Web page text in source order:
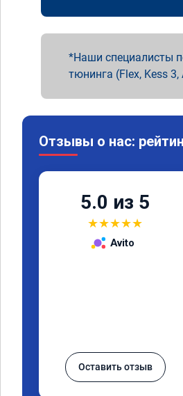
Наши специалисты
тюнинга (Flex, Kess
Отзывы о нас:
5.0 из 5
★★★★★
Avito
Оставить отзыв